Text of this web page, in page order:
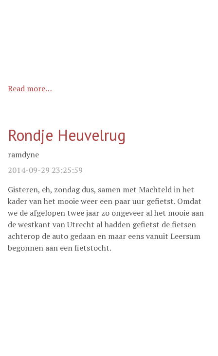
Read more…
Rondje Heuvelrug
ramdyne
2014-09-29 23:25:59
Gisteren, eh, zondag dus, samen met Machteld in het
kader van het mooie weer een paar uur gefietst. Omdat
we de afgelopen twee jaar zo ongeveer al het mooie aan
de westkant van Utrecht al hadden gefietst de fietsen
achterop de auto gedaan en maar eens vanuit Leersum
begonnen aan een fietstocht.